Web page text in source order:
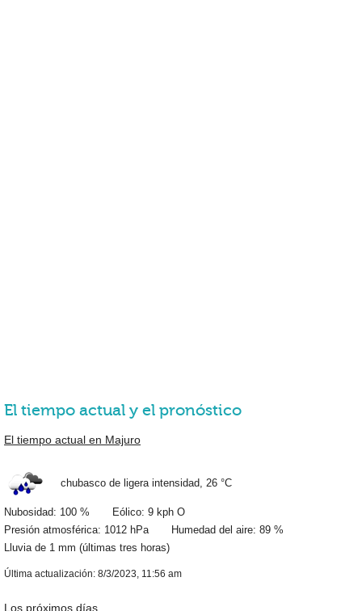
El tiempo actual y el pronóstico
El tiempo actual en Majuro
chubasco de ligera intensidad, 26 °C
Nubosidad: 100 % Eólico: 9 kph O
Presión atmosférica: 1012 hPa Humedad del aire: 89 %
Lluvia de 1 mm (últimas tres horas)
Última actualización: 8/3/2023, 11:56 am
Los próximos días …